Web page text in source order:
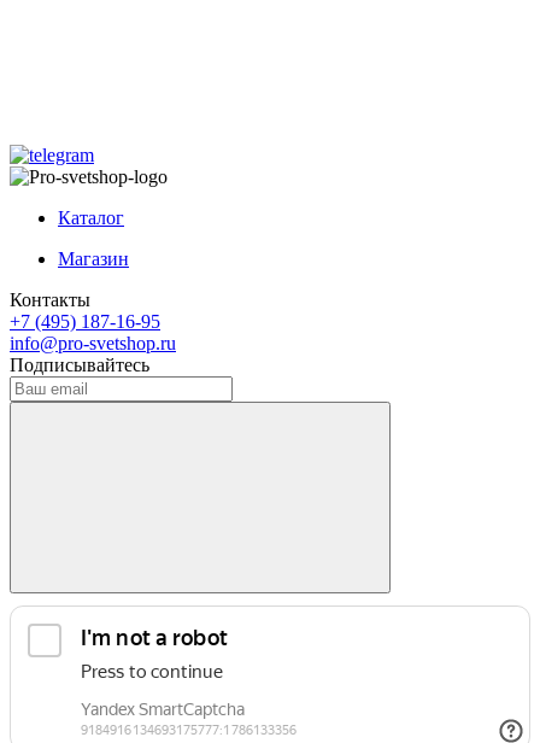
Каталог
Магазин
Контакты
+7 (495) 187-16-95
info@pro-svetshop.ru
Подписывайтесь